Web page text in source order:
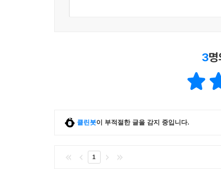
3
클린봇이 부적절한 글을 감지 중입니다.
1